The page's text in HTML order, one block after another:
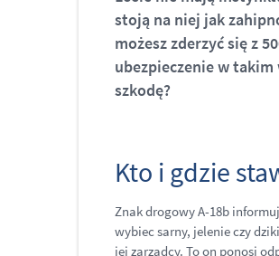
stoją na niej jak
możesz zderzyć się z
ubezpieczenie w
szkodę?
Kto i gdzie
Znak drogowy A-18b
wybiec sarny, jelenie czy
jej zarządcy. To on ponosi